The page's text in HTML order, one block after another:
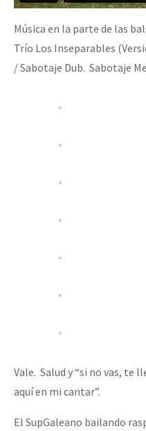
Otras secciones
Semillero Guerra contra la
la naturaleza bajo asedio)
Medios Libres
Música en la parte de las
Trío Los Inseparables
/ Sabotaje Dub. Sabotaje
Vale. Salud y “si no vas, te
aquí en mi cantar”.
El SupGaleano bailando